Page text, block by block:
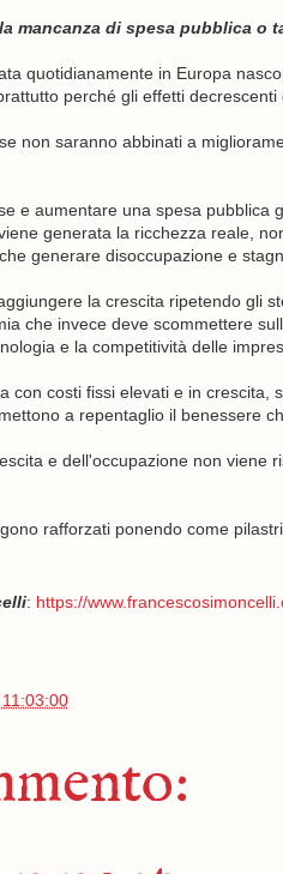
mancanza di spesa pubblica o
quotidianamente in Europa
perché gli effetti
non saranno abbinati a
e aumentare una spesa pubblica
generata la ricchezza reale,
generare disoccupazione e
la crescita ripetendo gli
che invece deve scommettere
e la competitività delle
con costi fissi elevati e in crescita,
a repentaglio il benessere
e dell'occupazione non viene
rafforzati ponendo come
: https://
11:03:00